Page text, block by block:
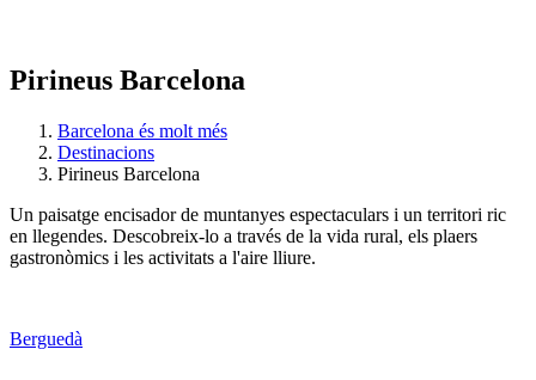
Pirineus Barcelona
Barcelona és molt més
Destinacions
Pirineus Barcelona
Un paisatge encisador de muntanyes espectaculars i un territori ric
en llegendes. Descobreix-lo a través de la vida rural, els plaers
gastronòmics i les activitats a l'aire lliure.
Berguedà